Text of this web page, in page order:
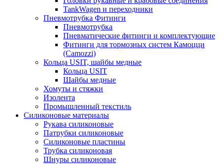
TankWagen и переходники
Пневмотрубка Фитинги
Пневмотрубка
Пневматические фитинги и комплектующие
Фитинги для тормозных систем Камоцци
(Camozzi)
Кольца USIT, шайбы медные
Кольца USIT
Шайбы медные
Хомуты и стяжки
Изолента
Промышленный текстиль
Силиконовые материалы
Рукава силиконовые
Патрубки силиконовые
Силиконовые пластины
Трубка силиконовая
Шнуры силиконовые